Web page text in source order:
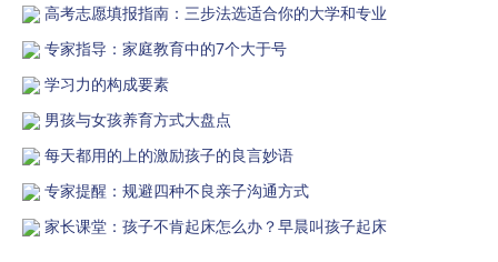
高考志愿填报指南：三步法选适合你的大学和专业
专家指导：家庭教育中的7个大于号
学习力的构成要素
男孩与女孩养育方式大盘点
每天都用的上的激励孩子的良言妙语
专家提醒：规避四种不良亲子沟通方式
家长课堂：孩子不肯起床怎么办？早晨叫孩子起床